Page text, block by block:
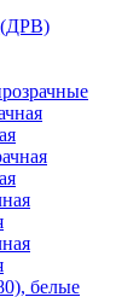
(ДРВ)
белые